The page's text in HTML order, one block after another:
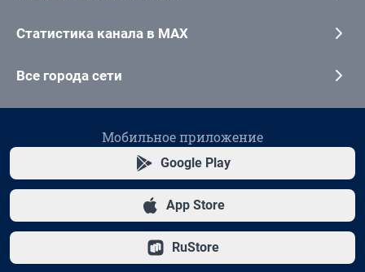
Статистика канала в MAX
Все города сети
Мобильное приложение
Google Play
App Store
RuStore